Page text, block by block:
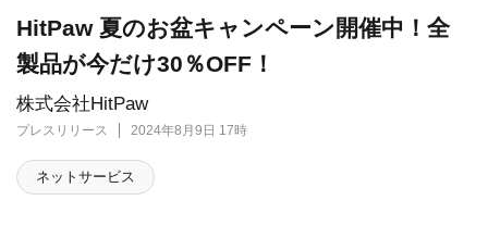
株式会社HitPaw
プレスリリース 2024年8月9日 17時
HitPaw 夏のお盆キャンペーン開催中！全
製品が今だけ30％OFF！
ネットサービス